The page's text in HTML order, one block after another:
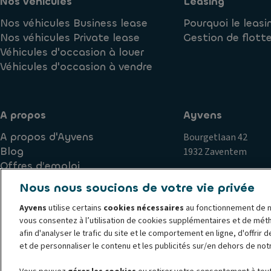
Nos véhicules Business lease
Nos véhicules Private lease
Véhicules d'occasion à louer
Véhicules d'occasion à vendre
Pourquoi le
Gestion de flotte
A propos
A propos d'Ayvens
Blog
Offres d’emploi
Ayvens
Bourgetlaan 42
1932 Zaventem
Politique de cookies Politique de confidentialité
Plaintes
Corporate Société Générale Documents
© 2026 Ayvens est l'un des principaux acteurs mondiaux de la mobilité
solutions de leasing complet, d'abonnement flexibles, de gestion de
Nous nous soucions de votre vie privée
Ayvens utilise certains cookies nécessaires au fonctionnement de
vous consentez à l’utilisation de cookies supplémentaires et de
afin d'analyser le trafic du site et le comportement en ligne, d'offrir
et de personnaliser le contenu et les publicités sur/en dehors de